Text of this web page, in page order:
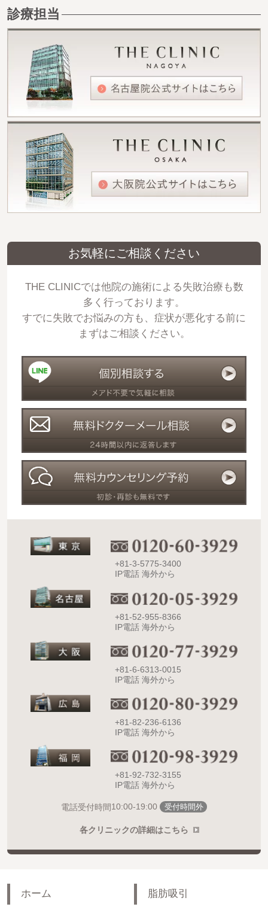
診療担当
お気軽にご相談ください
THE CLINICでは他院の施術による失敗治療も数
多く行っております。
すでに失敗でお悩みの方も、症状が悪化する前に
まずはご相談ください。
+81-3-5775-3400
IP電話 海外から
+81-52-955-8366
IP電話 海外から
+81-6-6313-0015
IP電話 海外から
+81-82-236-6136
IP電話 海外から
+81-92-732-3155
IP電話 海外から
電話受付時間10:00-19:00 受付時間外
各クリニックの詳細はこちら
ホーム 脂肪吸引